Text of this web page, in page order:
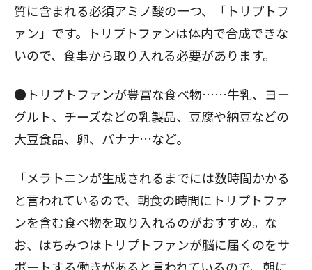
質に含まれる必須アミノ酸の一つ、「トリプトフ
ァン」です。トリプトファンは体内で合成できな
いので、食事から取り入れる必要があります。
●トリプトファンが豊富な食べ物……牛乳、ヨー
グルト、チーズなどの乳製品、豆腐や納豆などの
大豆食品、卵、バナナ…など。
「メラトニンが生成されるまでには数時間かかる
と言われているので、朝食の時間にトリプトファ
ンを含む食べ物を取り入れるのがおすすめ。な
お、はちみつはトリプトファンが脳に届くのをサ
ポートする働きがあると言われているので、朝に